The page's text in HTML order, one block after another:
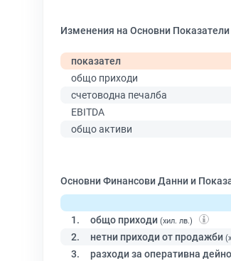
Изменения на Основни Показатели
показател
общо приходи
счетоводна печалба
EBITDA
общо активи
Основни Финансови Данни и
1.
общо приходи (хил. лв.)
2. нетни приходи от продажби
3. разходи за оперативна